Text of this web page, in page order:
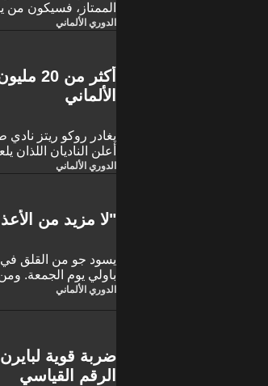
الممتاز، فسيكون من
الدوري الألماني
أكثر
الألماني
يغادر روكو ريتز نادي
أعلن الناديان اللذان
الدوري الألماني
"لا مزيد من
يسود جو من القلق في
عامًا.
الدوري الألماني
ضربة قوية
الرقم القياسي